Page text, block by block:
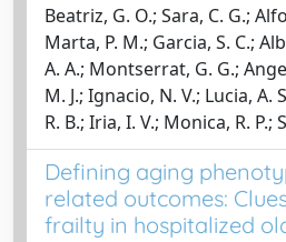
Beatriz, G. O.; Sara, C. G.;
Marta, P. M.; Garcia, S. C.;
A. A.; Montserrat, G. G.;
M. J.; Ignacio, N. V.; Lucia, A.
R. B.; Iria, I. V.; Monica, R. P.;
Defining aging
related outcomes:
frailty in hospitalized